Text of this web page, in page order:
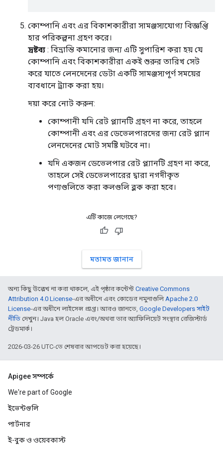
কোম্পানি এবং এর বিকাশকারীরা সামঞ্জস্যযোগ্য বিজ্ঞপ্তি
হার পরিকল্পনা গ্রহণ করে।
দ্রষ্টব্য : বিভ্রান্তি কমানোর জন্য এটি সুপারিশ করা হয় যে
কোম্পানি এবং বিকাশকারীরা একই শুরুর তারিখ সেট
করে যাতে লেনদেনের ডেটা একটি সামঞ্জস্যপূর্ণ সময়ের
ব্যবধানে ট্র্যাক করা হয়।
দয়া করে নোট করুন:
কোম্পানী যদি রেট প্ল্যানটি গ্রহণ না করে, তাহলে
কোম্পানী এবং এর ডেভেলপারদের জন্য রেট প্ল্যান
লেনদেনের মোট সমষ্টি ঘটবে না।
যদি একজন ডেভেলপার রেট প্ল্যানটি গ্রহণ না করে,
তাহলে সেই ডেভেলপারের দ্বারা নগদীকৃত
পণ্যগুলিতে করা কলগুলি ব্লক করা হবে।
এটি কাজে লেগেছে?
মতামত জানান
অন্য কিছু উল্লেখ না করা থাকলে, এই পৃষ্ঠার কন্টেন্ট Creative Commons
Attribution 4.0 License-এর অধীনে এবং কোডের নমুনাগুলিApache 2.0
License-এর অধীনে লাইসেন্স প্রাপ্ত। আরও জানতে, Google Developers সাইট
নীতি দেখুন। Java হল Oracle এবং/অথবা তার অ্যাফিলিয়েট সংস্থার রেজিস্টার্ড
ট্রেডমার্ক।
2026-03-26 UTC-তে শেষবার আপডেট করা হয়েছে।
Apigee সম্পর্কে
We're part of Google
ইভেন্টগুলি
পার্টনার
ই-বুক ও ওয়েবকাস্ট